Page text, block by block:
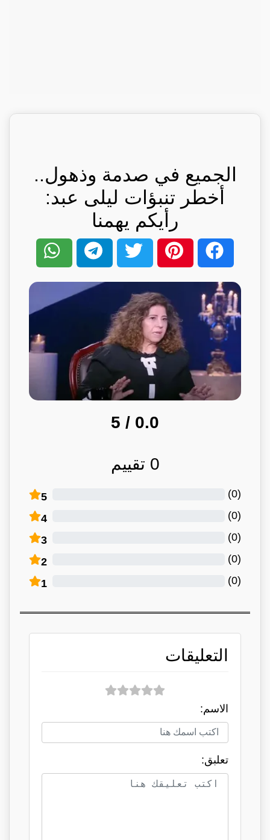
الجميع في صدمة وذهول..
أخطر تنبؤات ليلى عبد:
رأيكم يهمنا
0.0
/ 5
0 تقييم
5 (
0
)
4 (
0
)
3 (
0
)
2 (
0
)
1 (
0
)
التعليقات
الاسم:
تعلبق: